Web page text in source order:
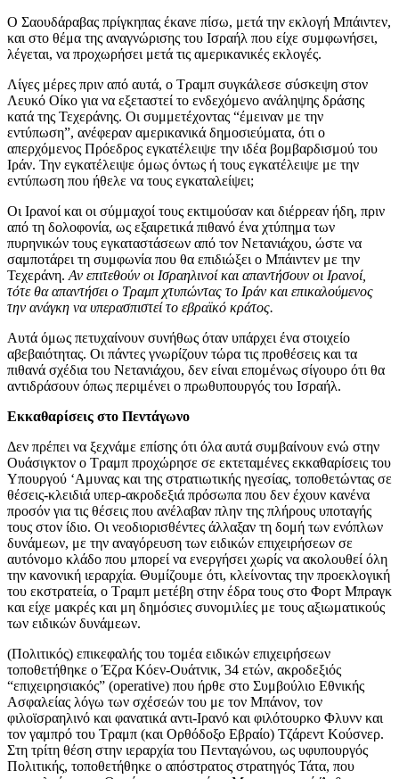
Ο Σαουδάραβας πρίγκηπας έκανε πίσω, μετά την εκλογή Μπάιντεν,
και στο θέμα της αναγνώρισης του Ισραήλ που είχε συμφωνήσει,
λέγεται, να προχωρήσει μετά τις αμερικανικές εκλογές.
Λίγες μέρες πριν από αυτά, ο Τραμπ συγκάλεσε σύσκεψη στον
Λευκό Οίκο για να εξεταστεί το ενδεχόμενο ανάληψης δράσης
κατά της Τεχεράνης. Οι συμμετέχοντας “έμειναν με την
εντύπωση”, ανέφεραν αμερικανικά δημοσιεύματα, ότι ο
απερχόμενος Πρόεδρος εγκατέλειψε την ιδέα βομβαρδισμού του
Ιράν. Την εγκατέλειψε όμως όντως ή τους εγκατέλειψε με την
εντύπωση που ήθελε να τους εγκαταλείψει;
Οι Ιρανοί και οι σύμμαχοί τους εκτιμούσαν και διέρρεαν ήδη, πριν
από τη δολοφονία, ως εξαιρετικά πιθανό ένα χτύπημα των
πυρηνικών τους εγκαταστάσεων από τον Νετανιάχου, ώστε να
σαμποτάρει τη συμφωνία που θα επιδιώξει ο Μπάιντεν με την
Τεχεράνη. Αν επιτεθούν οι Ισραηλινοί και απαντήσουν οι Ιρανοί,
τότε θα απαντήσει ο Τραμπ χτυπώντας το Ιράν και επικαλούμενος
την ανάγκη να υπερασπιστεί το εβραϊκό κράτος.
Αυτά όμως πετυχαίνουν συνήθως όταν υπάρχει ένα στοιχείο
αβεβαιότητας. Οι πάντες γνωρίζουν τώρα τις προθέσεις και τα
πιθανά σχέδια του Νετανιάχου, δεν είναι επομένως σίγουρο ότι θα
αντιδράσουν όπως περιμένει ο πρωθυπουργός του Ισραήλ.
Εκκαθαρίσεις στο Πεντάγωνο
Δεν πρέπει να ξεχνάμε επίσης ότι όλα αυτά συμβαίνουν ενώ στην
Ουάσιγκτον ο Τραμπ προχώρησε σε εκτεταμένες εκκαθαρίσεις του
Υπουργού ‘Αμυνας και της στρατιωτικής ηγεσίας, τοποθετώντας σε
θέσεις-κλειδιά υπερ-ακροδεξιά πρόσωπα που δεν έχουν κανένα
προσόν για τις θέσεις που ανέλαβαν πλην της πλήρους υποταγής
τους στον ίδιο. Οι νεοδιορισθέντες άλλαξαν τη δομή των ενόπλων
δυνάμεων, με την αναγόρευση των ειδικών επιχειρήσεων σε
αυτόνομο κλάδο που μπορεί να ενεργήσει χωρίς να ακολουθεί όλη
την κανονική ιεραρχία. Θυμίζουμε ότι, κλείνοντας την προεκλογική
του εκστρατεία, ο Τραμπ μετέβη στην έδρα τους στο Φορτ Μπραγκ
και είχε μακρές και μη δημόσιες συνομιλίες με τους αξιωματικούς
των ειδικών δυνάμεων.
(Πολιτικός) επικεφαλής του τομέα ειδικών επιχειρήσεων
τοποθετήθηκε ο Έζρα Κόεν-Ουάτνικ, 34 ετών, ακροδεξιός
“επιχειρησιακός” (operative) που ήρθε στο Συμβούλιο Εθνικής
Ασφαλείας λόγω των σχέσεών του με τον Μπάνον, τον
φιλοϊσραηλινό και φανατικά αντι-Ιρανό και φιλότουρκο Φλυνν και
τον γαμπρό του Τραμπ (και Ορθόδοξο Εβραίο) Τζάρεντ Κούσνερ.
Στη τρίτη θέση στην ιεραρχία του Πενταγώνου, ως υφυπουργός
Πολιτικής, τοποθετήθηκε ο απόστρατος στρατηγός Τάτα, που